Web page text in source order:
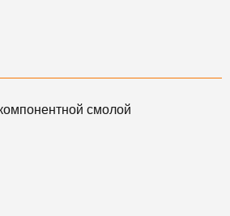
смолой